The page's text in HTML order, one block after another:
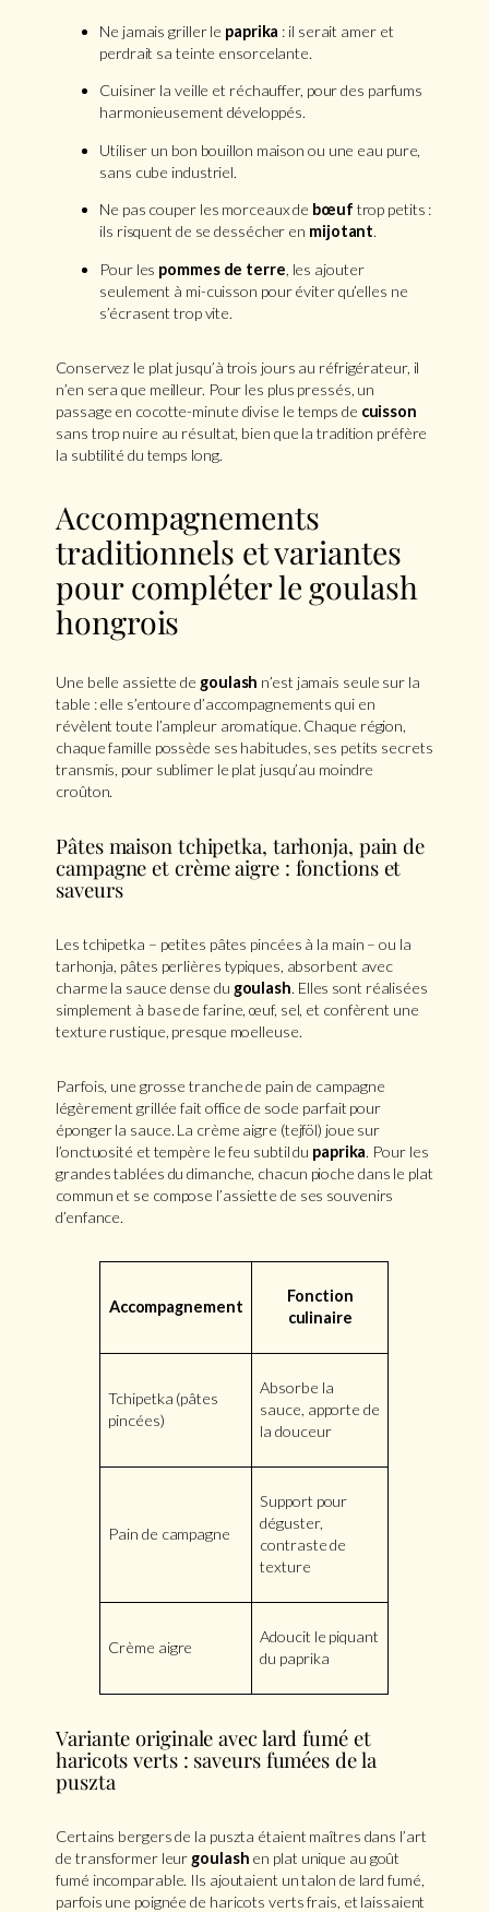
Ne jamais griller le paprika : il serait amer et
perdrait sa teinte ensorcelante.
Cuisiner la veille et réchauffer, pour des parfums
harmonieusement développés.
Utiliser un bon bouillon maison ou une eau pure,
sans cube industriel.
Ne pas couper les morceaux de bœuf trop petits :
ils risquent de se dessécher en mijotant.
Pour les pommes de terre, les ajouter
seulement à mi-cuisson pour éviter qu’elles ne
s’écrasent trop vite.
Conservez le plat jusqu’à trois jours au réfrigérateur, il
n’en sera que meilleur. Pour les plus pressés, un
passage en cocotte-minute divise le temps de cuisson
sans trop nuire au résultat, bien que la tradition préfère
la subtilité du temps long.
Accompagnements
traditionnels et variantes
pour compléter le goulash
hongrois
Une belle assiette de goulash n’est jamais seule sur la
table : elle s’entoure d’accompagnements qui en
révèlent toute l’ampleur aromatique. Chaque région,
chaque famille possède ses habitudes, ses petits secrets
transmis, pour sublimer le plat jusqu’au moindre
croûton.
Pâtes maison tchipetka, tarhonja, pain de
campagne et crème aigre : fonctions et
saveurs
Les tchipetka – petites pâtes pincées à la main – ou la
tarhonja, pâtes perlières typiques, absorbent avec
charme la sauce dense du goulash. Elles sont réalisées
simplement à base de farine, œuf, sel, et confèrent une
texture rustique, presque moelleuse.
Parfois, une grosse tranche de pain de campagne
légèrement grillée fait office de socle parfait pour
éponger la sauce. La crème aigre (tejföl) joue sur
l’onctuosité et tempère le feu subtil du paprika. Pour les
grandes tablées du dimanche, chacun pioche dans le plat
commun et se compose l’assiette de ses souvenirs
d’enfance.
Accompagnement
Fonction
culinaire
Tchipetka (pâtes
pincées)
Absorbe la
sauce, apporte de
la douceur
Pain de campagne
Support pour
déguster,
contraste de
texture
Crème aigre
Adoucit le piquant
du paprika
Variante originale avec lard fumé et
haricots verts : saveurs fumées de la
puszta
Certains bergers de la puszta étaient maîtres dans l’art
de transformer leur goulash en plat unique au goût
fumé incomparable. Ils ajoutaient un talon de lard fumé,
parfois une poignée de haricots verts frais, et laissaient